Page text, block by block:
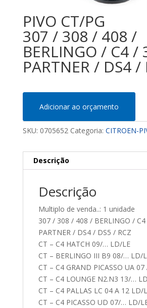
PIVO CT/PG
307 / 308 / 408 /
BERLINGO / C4 /
PARTNER / DS4 /
Adicionar ao orçamento
SKU: 0705652 Categoria: CITROEN-
Descrição
Descrição
Multiplo de venda..: 1 unidade
307 / 308 / 408 / BERLINGO /
PARTNER / DS4 / DS5 / RCZ
CT – C4 HATCH 09/… LD/LE
CT – BERLINGO III B9 08/… LD/
CT – C4 GRAND PICASSO UA
CT – C4 LOUNGE N2.N3 13/…
CT – C4 PALLAS LC 04 A 12 LD/
CT – C4 PICASSO UD 07/… LD/